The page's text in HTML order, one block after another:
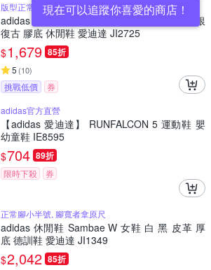
現在可以追蹤你喜愛的商店！
版型正常
adidas 德訓鞋 Samba OG W 女鞋 男鞋 白 銀
復古 膠底 休閒鞋 愛迪達 JI2725
$1,679 85折
5 (10)
挑戰低價
券
adidas官方直營
【adidas 愛迪達】 RUNFALCON 5 運動鞋 嬰
幼童鞋 IE8595
$704 89折
限時下殺 券
正常腳小半號, 腳寬者拿原尺
adidas 休閒鞋 Sambae W 女鞋 白 黑 皮革 厚
底 德訓鞋 愛迪達 JI1349
$2,042 85折